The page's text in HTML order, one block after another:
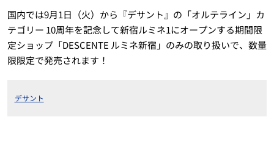
国内では9月1日（火）から『デサント』の「オルテライン」カ
テゴリー 10周年を記念して新宿ルミネ1にオープンする期間限
定ショップ「DESCENTE ルミネ新宿」のみの取り扱いで、数量
限限定で発売されます！
デサント